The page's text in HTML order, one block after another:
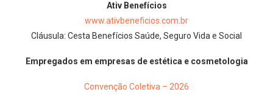
Ativ Benefícios
www.ativbeneficios.com.br
Cláusula: Cesta Benefícios Saúde, Seguro Vida e Social
Empregados em empresas de estética e cosmetologia
Convenção Coletiva – 2026